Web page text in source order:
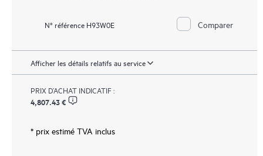
N° référence H93W0E Comparer
Afficher les détails relatifs au service
PRIX D’ACHAT INDICATIF :
4,807.43 €
* prix estimé TVA inclus